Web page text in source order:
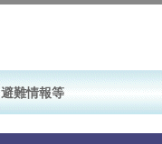
避難情報等